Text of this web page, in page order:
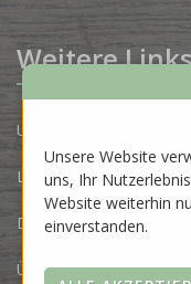
Weitere
Unsere Produzenten
Lose Ware Konzept
Dein Eigenlabel
Über uns
Unsere Website
uns, Ihr
Website weiterhin
einverstanden.